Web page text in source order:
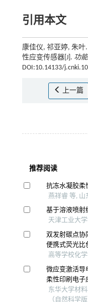
引用本文
康佳仪, 祁亚婷, 朱
性应变传感器[J]. 功
DOI:10.14133/
上一篇